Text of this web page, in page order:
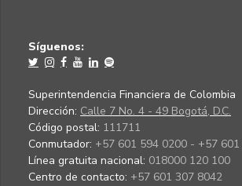
Síguenos:
Superintendencia Financiera de Colombia
Dirección: Calle 7 No. 4 - 49 Bogotá, D.C.
Código postal: 111711
Conmutador: +57 601 594 0200 - +57
Línea gratuita nacional: 018000 120 100
Centro de contacto: +57 601 307 8042